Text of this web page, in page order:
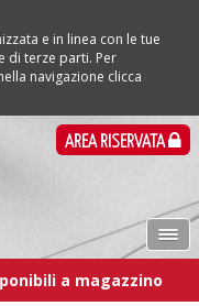
e in linea con le tue
di terze parti. Per
navigazione clicca
AREA RISERVATA
a magazzino